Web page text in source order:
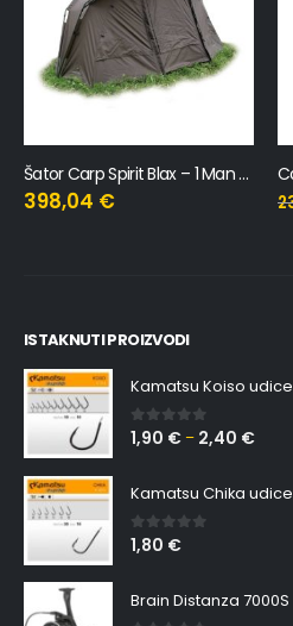
23,28€
ISTAKNUTI PROIZVODI
Kamatsu Koiso udice
0 out of 5
1,90 € – 2,40 €
Kamatsu Chika udice
0 out of 5
1,80 €
Brain Distanza 7000S